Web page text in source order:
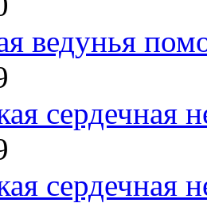
ведунья
сердечная
сердечная